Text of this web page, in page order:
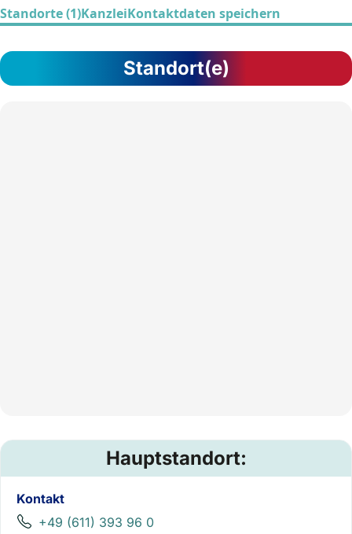
Standorte (1)KanzleiKontaktdaten speichern
Standort(e)
Hauptstandort:
Kontakt
+49 (611) 393 96 0